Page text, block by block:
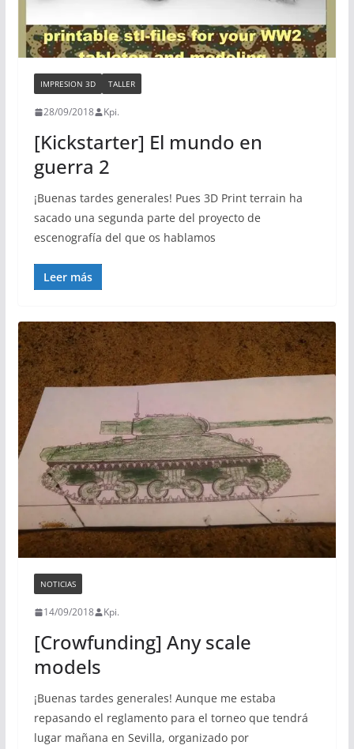
IMPRESION 3D TALLER
28/09/2018 Kpi.
[Kickstarter] El mundo en
guerra 2
¡Buenas tardes generales! Pues 3D Print terrain ha
sacado una segunda parte del proyecto de
escenografía del que os hablamos
Leer más
NOTICIAS
14/09/2018 Kpi.
[Crowfunding] Any scale
models
¡Buenas tardes generales! Aunque me estaba
repasando el reglamento para el torneo que tendrá
lugar mañana en Sevilla, organizado por